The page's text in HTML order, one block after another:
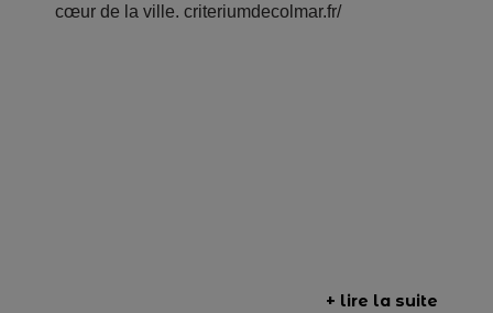
cœur de la ville. criteriumdecolmar.fr/
+ lire la suite